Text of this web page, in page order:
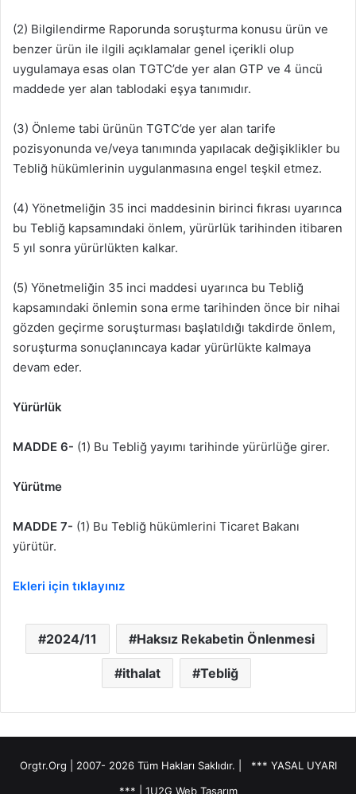
(2) Bilgilendirme Raporunda soruşturma konusu ürün ve
benzer ürün ile ilgili açıklamalar genel içerikli olup
uygulamaya esas olan TGTC’de yer alan GTP ve 4 üncü
maddede yer alan tablodaki eşya tanımıdır.
(3) Önleme tabi ürünün TGTC’de yer alan tarife
pozisyonunda ve/veya tanımında yapılacak değişiklikler bu
Tebliğ hükümlerinin uygulanmasına engel teşkil etmez.
(4) Yönetmeliğin 35 inci maddesinin birinci fıkrası uyarınca
bu Tebliğ kapsamındaki önlem, yürürlük tarihinden itibaren
5 yıl sonra yürürlükten kalkar.
(5) Yönetmeliğin 35 inci maddesi uyarınca bu Tebliğ
kapsamındaki önlemin sona erme tarihinden önce bir nihai
gözden geçirme soruşturması başlatıldığı takdirde önlem,
soruşturma sonuçlanıncaya kadar yürürlükte kalmaya
devam eder.
Yürürlük
MADDE 6- (1) Bu Tebliğ yayımı tarihinde yürürlüğe girer.
Yürütme
MADDE 7- (1) Bu Tebliğ hükümlerini Ticaret Bakanı
yürütür.
Ekleri için tıklayınız
2024/11 Haksız Rekabetin Önlenmesi
ithalat Tebliğ
Orgtr.Org | 2007- 2026 Tüm Hakları Saklıdır. | *** YASAL UYARI
***
1U2G Web Tasarım